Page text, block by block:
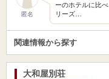
匿名
ーのホテルに比
リーズ…
関連情報から探す
大和屋別荘